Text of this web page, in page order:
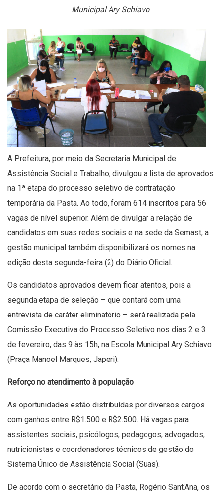
Municipal Ary Schiavo
A Prefeitura, por meio da Secretaria Municipal de
Assistência Social e Trabalho, divulgou a lista de aprovados
na 1ª etapa do processo seletivo de contratação
temporária da Pasta. Ao todo, foram 614 inscritos para 56
vagas de nível superior. Além de divulgar a relação de
candidatos em suas redes sociais e na sede da Semast, a
gestão municipal também disponibilizará os nomes na
edição desta segunda-feira (2) do Diário Oficial.
Os candidatos aprovados devem ficar atentos, pois a
segunda etapa de seleção – que contará com uma
entrevista de caráter eliminatório – será realizada pela
Comissão Executiva do Processo Seletivo nos dias 2 e 3
de fevereiro, das 9 às 15h, na Escola Municipal Ary Schiavo
(Praça Manoel Marques, Japeri).
Reforço no atendimento à população
As oportunidades estão distribuídas por diversos cargos
com ganhos entre R$1.500 e R$2.500. Há vagas para
assistentes sociais, psicólogos, pedagogos, advogados,
nutricionistas e coordenadores técnicos de gestão do
Sistema Único de Assistência Social (Suas).
De acordo com o secretário da Pasta, Rogério Sant’Ana, os